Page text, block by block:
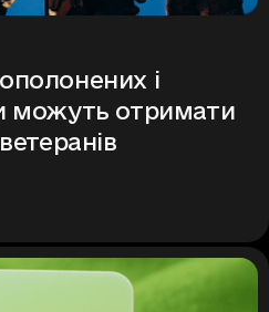
і
можуть отримати